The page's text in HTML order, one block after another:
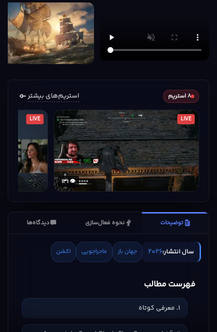
8 استریم استریم‌های بیشتر
LIVE
👁 131
LIVE
توضیحات نحوه فعال‌سازی دیدگاه‌ها
سال انتشار:2026 جهان باز ماجراجویی اکشن
فهرست مطالب
1. معرفی کوتاه